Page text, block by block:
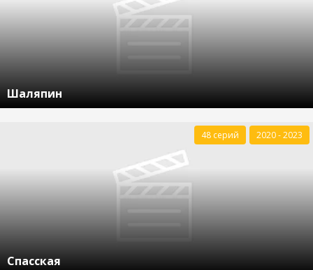
Шаляпин
Спасская
48 серий 2020 - 2023